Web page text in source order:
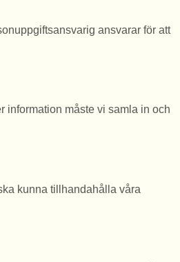
ansvarar för att
information måste vi samla in och
kunna tillhandahålla våra